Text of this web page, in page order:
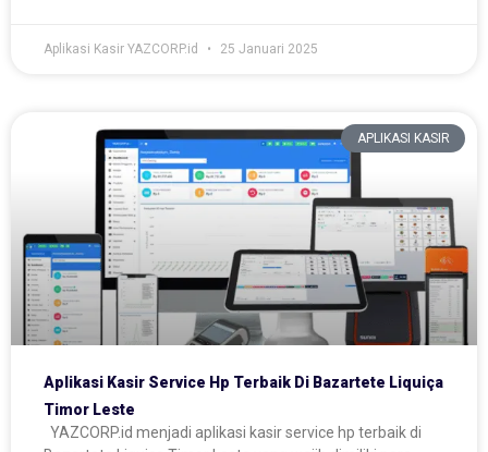
Aplikasi Kasir YAZCORP.id 25 Januari 2025
APLIKASI KASIR
Aplikasi Kasir Service Hp Terbaik Di Bazartete Liquiça
Timor Leste
YAZCORP.id menjadi aplikasi kasir service hp terbaik di